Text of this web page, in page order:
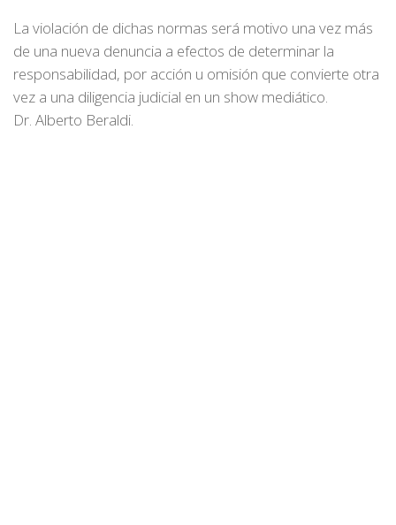
La violación de dichas normas será motivo una vez más
de una nueva denuncia a efectos de determinar la
responsabilidad, por acción u omisión que convierte otra
vez a una diligencia judicial en un show mediático.
Dr. Alberto Beraldi.